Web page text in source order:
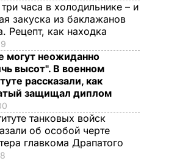
часа в холодильнике – и
закуска из баклажанов
Рецепт, как находка
могут неожиданно
высот". В военном
рассказали, как
защищал диплом
танковых войск
об особой черте
главкома Драпатого